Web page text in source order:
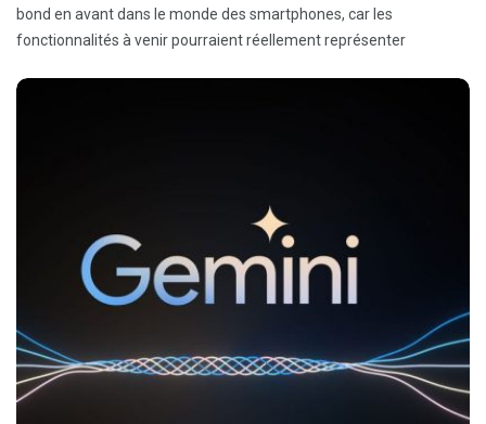
bond en avant dans le monde des smartphones, car les
fonctionnalités à venir pourraient réellement représenter